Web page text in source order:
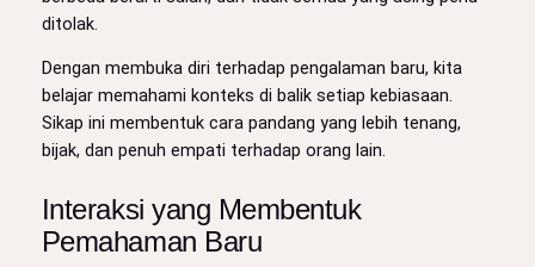
ditolak.
Dengan membuka diri terhadap pengalaman baru, kita
belajar memahami konteks di balik setiap kebiasaan.
Sikap ini membentuk cara pandang yang lebih tenang,
bijak, dan penuh empati terhadap orang lain.
Interaksi yang Membentuk
Pemahaman Baru